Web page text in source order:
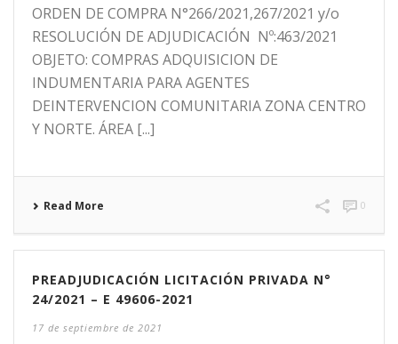
ORDEN DE COMPRA N°266/2021,267/2021 y/o
RESOLUCIÓN DE ADJUDICACIÓN Nº:463/2021
OBJETO: COMPRAS ADQUISICION DE
INDUMENTARIA PARA AGENTES
DEINTERVENCION COMUNITARIA ZONA CENTRO
Y NORTE. ÁREA [...]
Read More 0
PREADJUDICACIÓN LICITACIÓN PRIVADA N°
24/2021 – E 49606-2021
17 de septiembre de 2021